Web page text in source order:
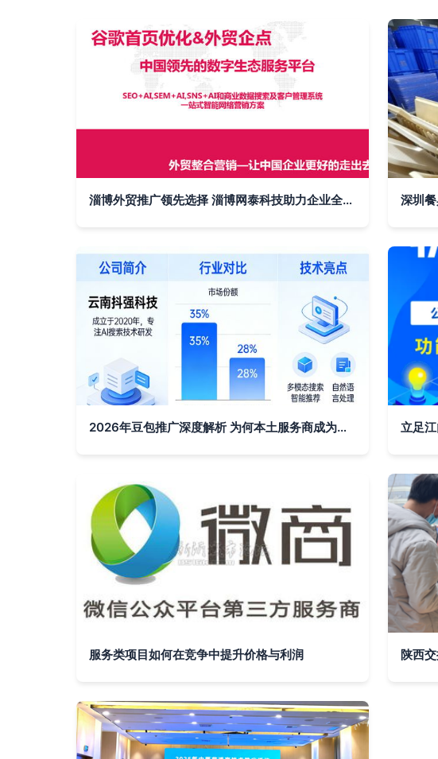
淄博外贸推广领先选择 淄博网泰科技助力企业全球市场拓展
2026年豆包推广深度解析 为何本土服务商成为云南企业增长新引擎 立足
服务类项目如何在竞争中提升价格与利润